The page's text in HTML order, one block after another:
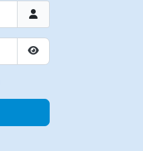
Afficher le mot de passe